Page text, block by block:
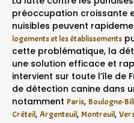
préoccupation croissante
nuisibles peuvent
logements et les établissements
cette problématique, la
une solution efficace et
intervient sur toute l’île de
de détection canine dans
notamment Paris, Boulogne-
Créteil, Argenteuil, Montreuil,